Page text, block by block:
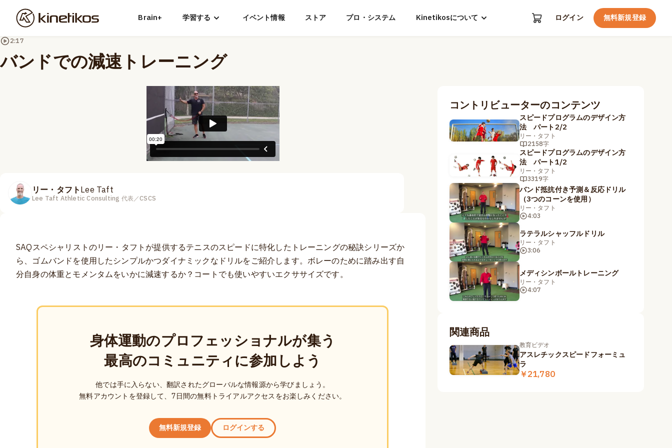
Brain+ 学習する イベント情報 ストア プロ・システム Kinetikosについて ログイン 無料新規登録
2:17
バンドでの減速トレーニング
リー・タフトLee Taft
Lee Taft Athletic Consulting 代表／CSCS
SAQスペシャリストのリー・タフトが提供するテニスのスピードに特化したトレーニングの秘訣シリーズか
ら、ゴムバンドを使用したシンプルかつダイナミックなドリルをご紹介します。ボレーのために踏み出す自
分自身の体重とモメンタムをいかに減速するか？コートでも使いやすいエクササイズです。
身体運動のプロフェッショナルが集う
最高のコミュニティに参加しよう
他では手に入らない、翻訳されたグローバルな情報源から学びましょう。
無料アカウントを登録して、7日間の無料トライアルアクセスをお楽しみください。
無料新規登録 ログインする
コントリビューターのコンテンツ
スピードプログラムのデザイン方
法 パート2/2
リー・タフト
2158字
スピードプログラムのデザイン方
法 パート1/2
リー・タフト
3319字
バンド抵抗付き予測＆反応ドリル
（3つのコーンを使用）
リー・タフト
4:03
ラテラルシャッフルドリル
リー・タフト
3:06
メディシンボールトレーニング
リー・タフト
4:07
関連商品
教育ビデオ
アスレチックスピードフォーミュ
ラ
￥21,780